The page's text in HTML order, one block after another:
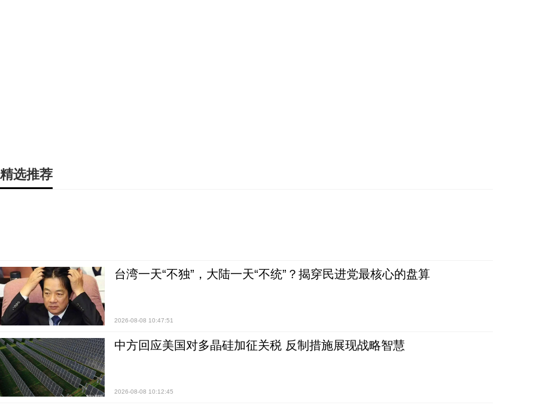
精选推荐
台湾一天“不独”，大陆一天“不统”？揭穿民进党最核心的盘算
2026-08-08 10:47:51
中方回应美国对多晶硅加征关税 反制措施展现战略智慧
2026-08-08 10:12:45